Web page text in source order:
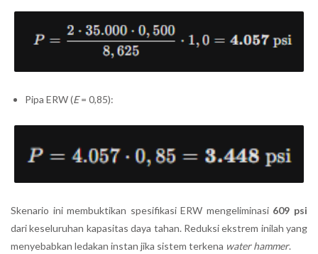
Pipa ERW (E= 0,85):
Skenario ini membuktikan spesifikasi ERW mengeliminasi 609 psi
dari keseluruhan kapasitas daya tahan. Reduksi ekstrem inilah yang
menyebabkan ledakan instan jika sistem terkena water hammer.